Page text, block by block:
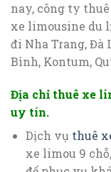
nay, công ty
xe limousine du
đi Nha Trang, Đà
Bình, Kontum,
Địa chỉ thuê xe
uy tín.
Dịch vụ thuê
xe limou 9